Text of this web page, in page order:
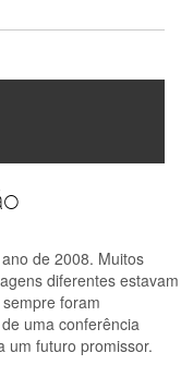
de 2008. Muitos
diferentes estavam
foram
uma conferência
um futuro promissor.